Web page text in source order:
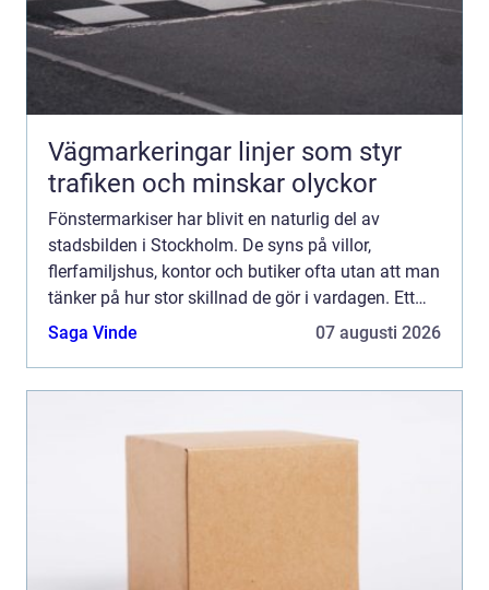
Vägmarkeringar linjer som styr
trafiken och minskar olyckor
Fönstermarkiser har blivit en naturlig del av
stadsbilden i Stockholm. De syns på villor,
flerfamiljshus, kontor och butiker ofta utan att man
tänker på hur stor skillnad de gör i vardagen. Ett
genomtänkt solskydd minskar värmen inomhus,
Saga Vinde 07 augusti 2026